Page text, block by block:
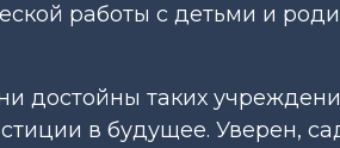
работы с детьми и
достойны таких
в будущее. Уверен,